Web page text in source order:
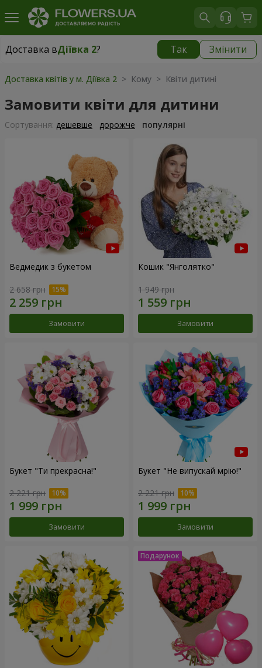
Доставка вДіївка 2? Так Змінити
Доставка вДіївка 2|
Доставка квітів у м. Діївка 2 > Кому > Квіти дитині
Замовити квіти для дитини
Сортування: дешевше дорожче популярні
Ведмедик з букетом
2 658 грн
Замовити
Кошик "Янголятко"
1 949 грн
Замовити
Букет "Ти прекрасна!"
2 221 грн
Замовити
Букет "Не випускай мрію!"
2 221 грн
Замовити